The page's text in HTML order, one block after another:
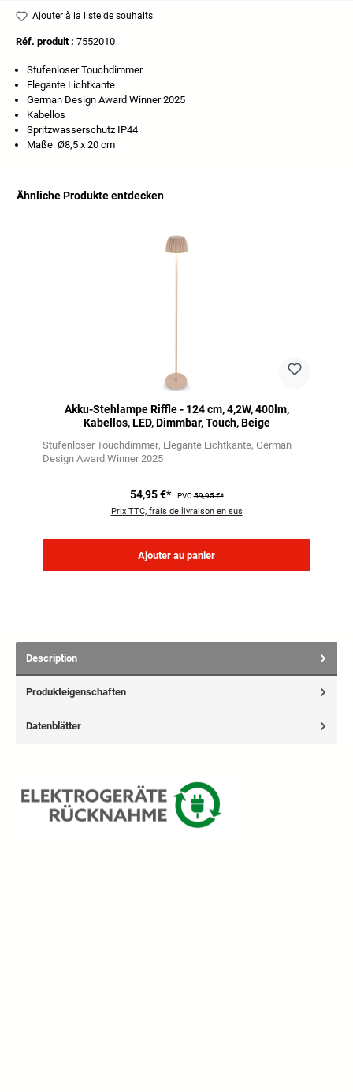
Ajouter à la liste de souhaits
Réf. produit : 7552010
Stufenloser Touchdimmer
Elegante Lichtkante
German Design Award Winner 2025
Kabellos
Spritzwasserschutz IP44
Maße: Ø8,5 x 20 cm
Ähnliche Produkte entdecken
Akku-Stehlampe Riffle - 124 cm, 4,2W, 400lm,
Kabellos, LED, Dimmbar, Touch, Beige
Stufenloser Touchdimmer Elegante Lichtkante German
Design Award Winner 2025
54,95 €* PVC59,95 €*
Prix TTC, frais de livraison en sus
Ajouter au panier
Description
Produkteigenschaften
Datenblätter